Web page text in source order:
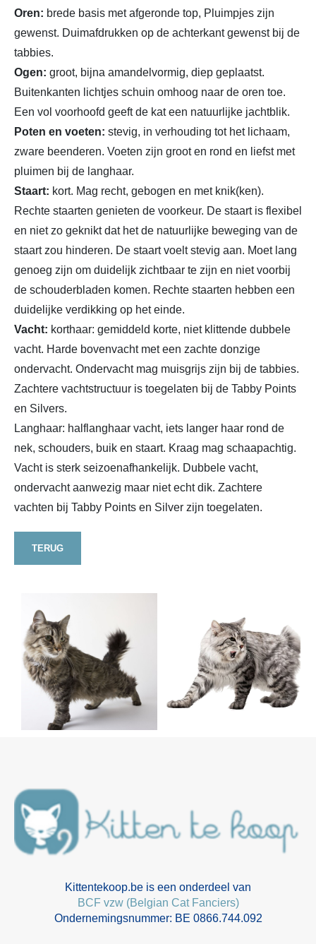
Oren: brede basis met afgeronde top, Pluimpjes zijn
gewenst. Duimafdrukken op de achterkant gewenst bij de
tabbies.
Ogen: groot, bijna amandelvormig, diep geplaatst.
Buitenkanten lichtjes schuin omhoog naar de oren toe.
Een vol voorhoofd geeft de kat een natuurlijke jachtblik.
Poten en voeten: stevig, in verhouding tot het lichaam,
zware beenderen. Voeten zijn groot en rond en liefst met
pluimen bij de langhaar.
Staart: kort. Mag recht, gebogen en met knik(ken).
Rechte staarten genieten de voorkeur. De staart is flexibel
en niet zo geknikt dat het de natuurlijke beweging van de
staart zou hinderen. De staart voelt stevig aan. Moet lang
genoeg zijn om duidelijk zichtbaar te zijn en niet voorbij
de schouderbladen komen. Rechte staarten hebben een
duidelijke verdikking op het einde.
Vacht: korthaar: gemiddeld korte, niet klittende dubbele
vacht. Harde bovenvacht met een zachte donzige
ondervacht. Ondervacht mag muisgrijs zijn bij de tabbies.
Zachtere vachtstructuur is toegelaten bij de Tabby Points
en Silvers.
Langhaar: halflanghaar vacht, iets langer haar rond de
nek, schouders, buik en staart. Kraag mag schaapachtig.
Vacht is sterk seizoenafhankelijk. Dubbele vacht,
ondervacht aanwezig maar niet echt dik. Zachtere
vachten bij Tabby Points en Silver zijn toegelaten.
TERUG
Kittentekoop.be is een onderdeel van
BCF vzw (Belgian Cat Fanciers)
Ondernemingsnummer: BE 0866.744.092